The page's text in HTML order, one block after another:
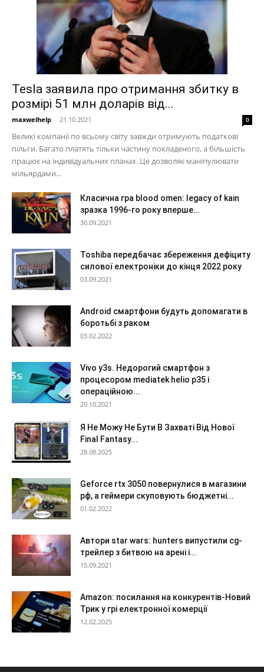
Tesla заявила про отримання збитку в
розмірі 51 млн доларів від...
maxwelhelp - 21.10.2021 0
Великі компанії по всьому світу завжди отримують податкові
пільги. Багато платять тільки частину покладеного, а більшість
працює на індивідуальних планах. Це дозволяє маніпулювати
мільярдами...
Класична гра blood omen: legacy of kain
зразка 1996-го року вперше...
30.09.2021
Toshiba передбачає збереження дефіциту
силової електроніки до кінця 2022 року
03.09.2021
Android смартфони будуть допомагати в
боротьбі з раком
03.02.2022
Vivo y3s. Недорогий смартфон з
процесором mediatek helio p35 і
операційною...
20.10.2021
Я Не Можу Не Бути В Захваті Від Нової
Final Fantasy...
28.08.2025
Geforce rtx 3050 повернулися в магазини
рф, а геймери скуповують бюджетні...
01.02.2022
Автори star wars: hunters випустили cg-
трейлер з битвою на арені і...
15.09.2021
Amazon: посилання на конкурентів-Новий
Трик у грі електронної комерції
12.02.2025